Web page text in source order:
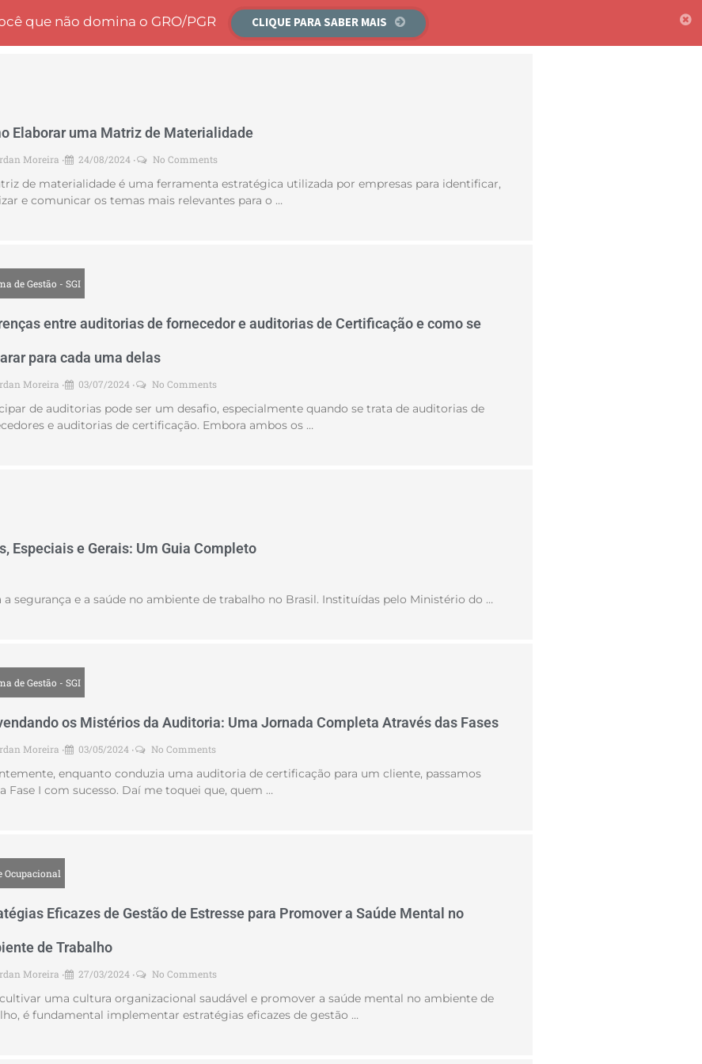
que não domina o GRO/PGR CLIQUE PARA SABER MAIS
Elaborar uma Matriz de Materialidade
Moreira • 24/08/2024 • No Comments
de materialidade é uma ferramenta estratégica utilizada por empresas para identificar,
e comunicar os temas mais relevantes para o …
de Gestão - SGI
entre auditorias de fornecedor e auditorias de Certificação e como se
para cada uma delas
Moreira • 03/07/2024 • No Comments
de auditorias pode ser um desafio, especialmente quando se trata de auditorias de
e auditorias de certificação. Embora ambos os …
Especiais e Gerais: Um Guia Completo
segurança e a saúde no ambiente de trabalho no Brasil. Instituídas pelo Ministério do …
de Gestão - SGI
os Mistérios da Auditoria: Uma Jornada Completa Através das Fases
Moreira • 03/05/2024 • No Comments
enquanto conduzia uma auditoria de certificação para um cliente, passamos
Fase I com sucesso. Daí me toquei que, quem …
Ocupacional
Eficazes de Gestão de Estresse para Promover a Saúde Mental no
de Trabalho
Moreira • 27/03/2024 • No Comments
uma cultura organizacional saudável e promover a saúde mental no ambiente de
é fundamental implementar estratégias eficazes de gestão …